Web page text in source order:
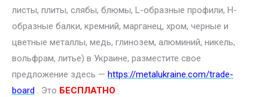
листы, плиты, слябы, блюмы, L-образные профили, H-
образные балки, кремний, марганец, хром, черные и
цветные металлы, медь, глинозем, алюминий, никель,
вольфрам, литье) в Украине, разместите свое
предложение здесь — https://metalukraine.com/trade-
board . Это БЕСПЛАТНО .